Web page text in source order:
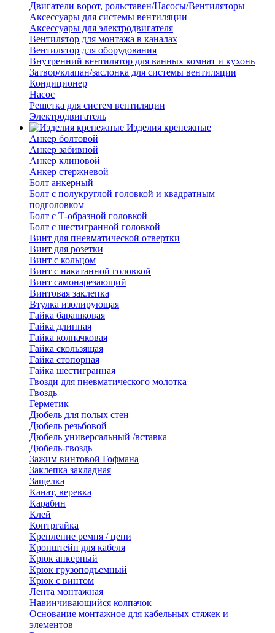
Двигатели ворот, рольставен/Насосы/Вентиляторы
Аксессуары для системы вентиляции
Аксессуары для электродвигателя
Вентилятор для монтажа в каналах
Вентилятор для оборудования
Внутренний вентилятор для ванных комнат и кухонь
Затвор/клапан/заслонка для системы вентиляции
Кондиционер
Насос
Решетка для систем вентиляции
Электродвигатель
Изделия крепежные
Анкер болтовой
Анкер забивной
Анкер клиновой
Анкер стержневой
Болт анкерный
Болт с полукруглой головкой и квадратным
подголовком
Болт с Т-образной головкой
Болт с шестигранной головкой
Винт для пневматической отвертки
Винт для розетки
Винт с кольцом
Винт с накатанной головкой
Винт самонарезающий
Винтовая заклепка
Втулка изолирующая
Гайка барашковая
Гайка длинная
Гайка колпачковая
Гайка скользящая
Гайка стопорная
Гайка шестигранная
Гвозди для пневматического молотка
Гвоздь
Герметик
Дюбель для полых стен
Дюбель резьбовой
Дюбель универсальный /вставка
Дюбель-гвоздь
Зажим винтовой Гофмана
Заклепка закладная
Защелка
Канат, веревка
Карабин
Клей
Контргайка
Крепление ремня / цепи
Кронштейн для кабеля
Крюк анкерный
Крюк грузоподъемный
Крюк с винтом
Лента монтажная
Навинчивающийся колпачок
Основание монтажное для кабельных стяжек и
элементов